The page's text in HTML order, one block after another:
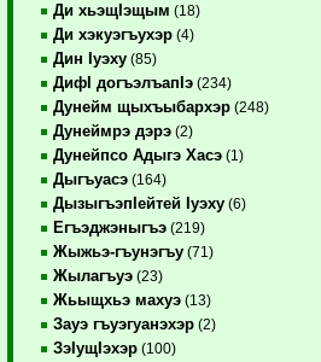
Ди хьэщIэщым (18)
Ди хэкуэгъухэр (4)
Дин Iуэху (85)
ДифI догъэлъапIэ (234)
Дунейм щыхъыбархэр (248)
Дунеймрэ дэрэ (2)
Дунейпсо Адыгэ Хасэ (1)
Дыгъуасэ (164)
ДызыгъэпIейтей Iуэху (6)
Егъэджэныгъэ (219)
Жыжьэ-гъунэгъу (71)
Жылагъуэ (23)
Жьыщхьэ махуэ (13)
Зауэ гъуэгуанэхэр (2)
ЗэIущIэхэр (100)